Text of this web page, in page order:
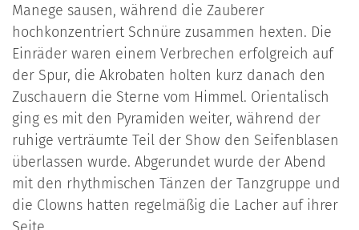
Manege sausen, während die Zauberer
hochkonzentriert Schnüre zusammen hexten. Die
Einräder waren einem Verbrechen erfolgreich auf
der Spur, die Akrobaten holten kurz danach den
Zuschauern die Sterne vom Himmel. Orientalisch
ging es mit den Pyramiden weiter, während der
ruhige verträumte Teil der Show den Seifenblasen
überlassen wurde. Abgerundet wurde der Abend
mit den rhythmischen Tänzen der Tanzgruppe und
die Clowns hatten regelmäßig die Lacher auf ihrer